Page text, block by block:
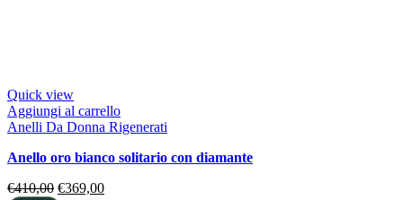
Quick view
Aggiungi al carrello
Anelli Da Donna Rigenerati
anello oro bianco solitario con diamante
€410,00 €369,00